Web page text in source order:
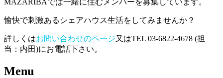
MAZARIBAでは一緒に住むメンバーを募集しています。
愉快で刺激あるシェアハウス生活をしてみませんか？
詳しくはお問い合わせのページ又はTEL 03-6822-4678 (担
当：内田)にお電話下さい。
Menu